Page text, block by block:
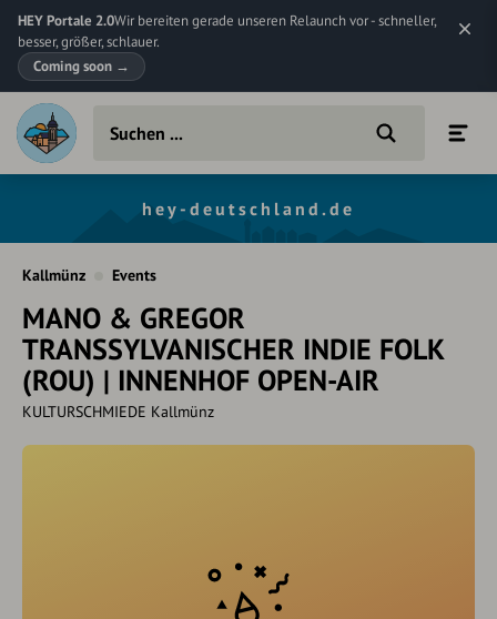
HEY Portale 2.0Wir bereiten gerade unseren Relaunch vor - schneller,
besser, größer, schlauer.
Coming soon →
hey-deutschland.de
Kallmünz Events
MANO & GREGOR
TRANSSYLVANISCHER INDIE FOLK
(ROU) | INNENHOF OPEN-AIR
KULTURSCHMIEDE Kallmünz